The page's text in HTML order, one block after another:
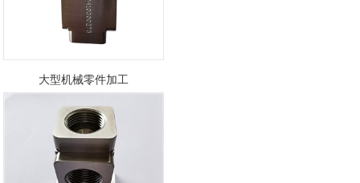
大型机械零件加工